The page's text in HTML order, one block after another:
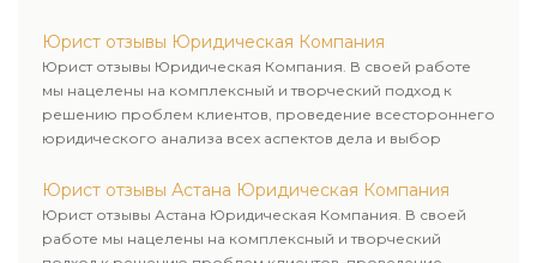
Юрист отзывы Юридическая Компания
Юрист отзывы Юридическая Компания. В своей работе
мы нацелены на комплексный и творческий подход к
решению проблем клиентов, проведение всестороннего
юридического анализа всех аспектов дела и выбор
Юрист отзывы Астана Юридическая Компания
Юрист отзывы Астана Юридическая Компания. В своей
работе мы нацелены на комплексный и творческий